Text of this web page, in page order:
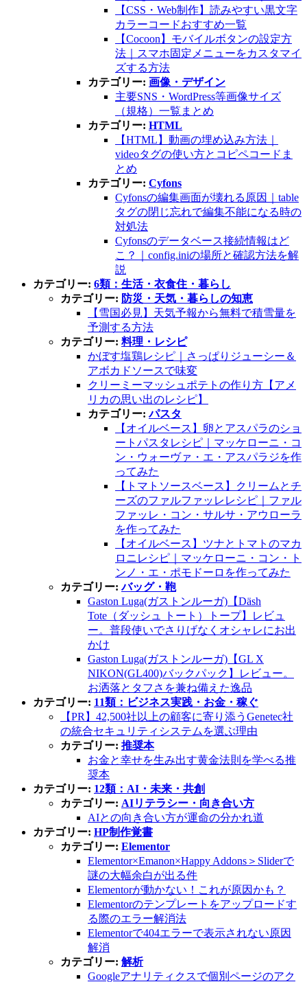
【CSS・Web制作】読みやすい黒文字
カラーコードおすすめ一覧
【Cocoon】モバイルボタンの設定方
法｜スマホ固定メニューをカスタマイ
ズする方法
カテゴリー: 画像・デザイン
主要SNS・WordPress等画像サイズ
（規格）一覧まとめ
カテゴリー: HTML
【HTML】動画の埋め込み方法｜
videoタグの使い方とコピペコードま
とめ
カテゴリー: Cyfons
Cyfonsの編集画面が壊れる原因｜table
タグの閉じ忘れで編集不能になる時の
対処法
Cyfonsのデータベース接続情報はど
こ？｜config.iniの場所と確認方法を解
説
カテゴリー: 6類：生活・衣食住・暮らし
カテゴリー: 防災・天気・暮らしの知恵
【雪国必見】天気予報から無料で積雪量を
予測する方法
カテゴリー: 料理・レシピ
かぼす塩鶏レシピ｜さっぱりジューシー＆
アボカドソースで味変
クリーミーマッシュポテトの作り方【アメ
リカの思い出のレシピ】
カテゴリー:パスタ
【オイルベース】卵とアスパラのショ
ートパスタレシピ｜マッケローニ・コ
ン・ウォーヴァ・エ・アスパラジを作
ってみた
【トマトソースベース】クリームとチ
ーズのファルファッレレシピ｜ファル
ファッレ・コン・サルサ・アウローラ
を作ってみた
【オイルベース】ツナとトマトのマカ
ロニレシピ｜マッケローニ・コン・ト
ンノ・エ・ポモドーロを作ってみた
カテゴリー:バッグ・鞄
Gaston Luga(ガストンルーガ)【Däsh
Tote（ダッシュ トート）トープ】レビュ
ー。普段使いでさりげなくオシャレにお出
かけ
Gaston Luga(ガストンルーガ)【GL X
NIKON(GL400)バックパック】レビュー。
お洒落とタフさを兼ね備えた逸品
カテゴリー: 11類：ビジネス実践・お金・稼ぐ
【PR】42,500社以上の顧客に寄り添うGenetec社
の統合セキュリティシステムを選ぶ理由
カテゴリー: 推奨本
お金と幸せを生み出す黄金法則を学べる推
奨本
カテゴリー: 12類：AI・未来・共創
カテゴリー: AIリテラシー・向き合い方
AIとの向き合い方が運命の分かれ道
カテゴリー: HP制作覚書
カテゴリー: Elementor
Elementor×Emanon×Happy Addons＞Sliderで
謎の大幅余白が出る件
Elementorが動かない！これが原因かも？
Elementorのテンプレートをアップロードす
る際のエラー解消法
Elementorで404エラーで表示されない原因
解消
カテゴリー: 解析
Googleアナリティクスで個別ページのアク